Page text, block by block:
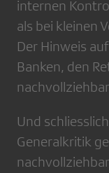
internen
als bei kleinen
Der Hinweis
Banken, den
Und
Generalkritik